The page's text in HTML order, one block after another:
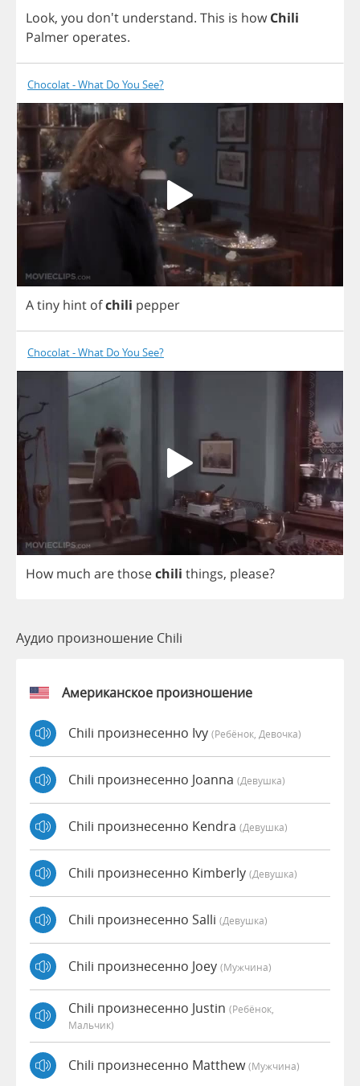
Look, you don't understand. This is how Chili
Palmer operates.
Chocolat - What Do You See?
Atiny hint ofchili pepper
Chocolat - What Do You See?
How much arethosechili things, please?
Аудио произношение Chili
Американское произношение
Chili произнесенно Ivy (Ребёнок, Девочка)
Chili произнесенно Joanna (девушка)
Chili произнесенно Kendra (девушка)
Chili произнесенно Kimberly (девушка)
Chili произнесенно Salli (девушка)
Chili произнесенно Joey (мужчина)
Chili произнесенно Justin (Ребёнок,
Мальчик)
Chili произнесенно Matthew(мужчина)